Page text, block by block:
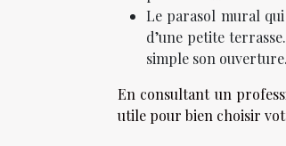
Le parasol mural
d’une petite
simple son ouverture.
En consultant un
utile pour bien choisir